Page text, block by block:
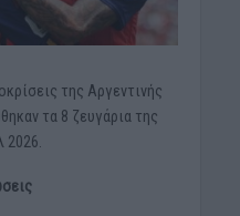
της Αργεντινής
τα 8 ζευγάρια της